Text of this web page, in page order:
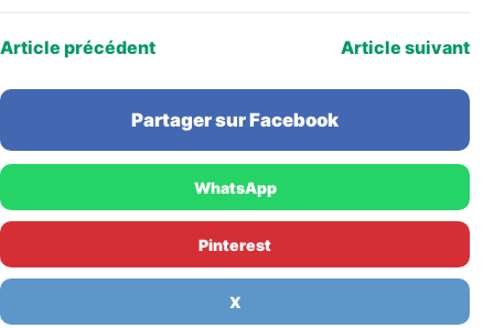
Article précédent Article suivant
Partager sur Facebook
WhatsApp
Pinterest
X